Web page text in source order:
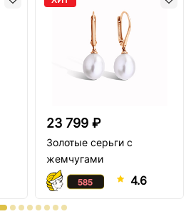
23 799 ₽
Золотые серьги с
жемчугами
4.6